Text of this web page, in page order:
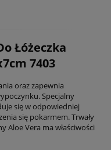
Łóżeczka
7403
oraz zapewnia
Specjalny
się w odpowiedniej
się pokarmem. Trwały
Vera ma właściwości